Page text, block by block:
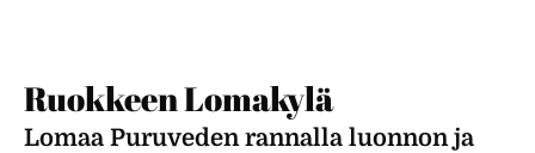
Ruokkeen Lomakylä
Lomaa Puruveden rannalla luonnon ja